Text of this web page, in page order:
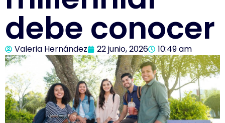
debe conocer
Valeria Hernández 22 junio, 2026 10:49 am